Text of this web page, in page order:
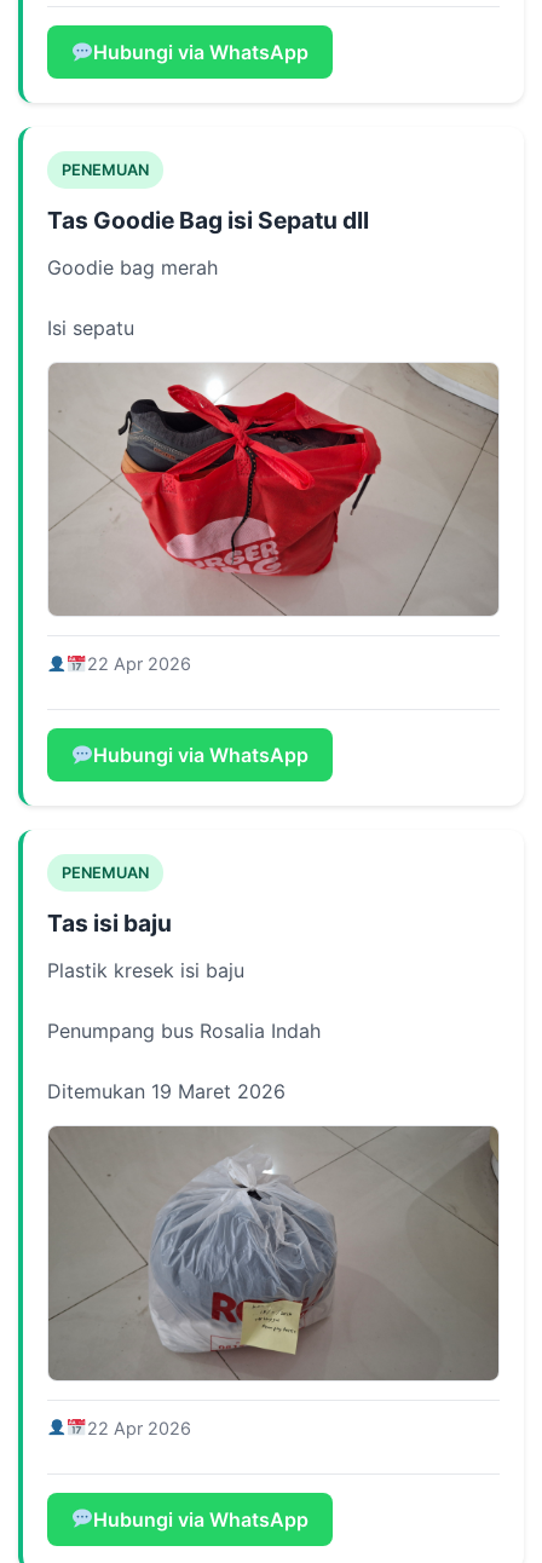
Hubungi via WhatsApp
PENEMUAN
Tas Goodie Bag isi Sepatu dll
Goodie bag merah
Isi sepatu
22 Apr 2026
Hubungi via WhatsApp
PENEMUAN
Tas isi baju
Plastik kresek isi baju
Penumpang bus Rosalia Indah
Ditemukan 19 Maret 2026
22 Apr 2026
Hubungi via WhatsApp